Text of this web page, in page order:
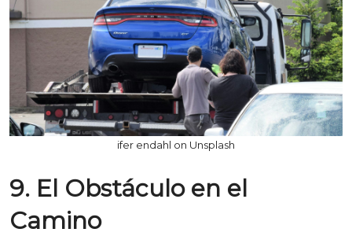
ifer endahl on Unsplash
9. El Obstáculo en el
Camino